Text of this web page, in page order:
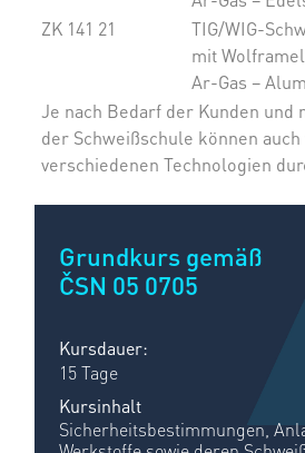
ZK 141 21
TIG/WIG-
mit
Ar-Gas –
Je nach Bedarf der Kunden und
der Schweißschule können
verschiedenen Technologien
Grundkurs gemäß
ČSN 05 0705
Kursdauer:
15 Tage
Kursinhalt
Sicherheitsbestimmungen,